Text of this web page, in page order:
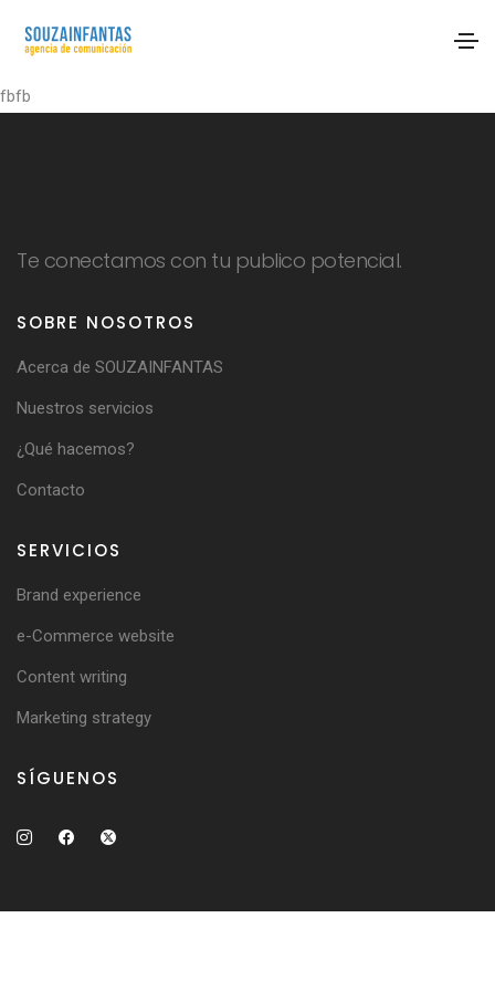
fbfb
Te conectamos con tu publico potencial.
SOBRE NOSOTROS
Acerca de SOUZAINFANTAS
Nuestros servicios
¿Qué hacemos?
Contacto
SERVICIOS
Brand experience
e-Commerce website
Content writing
Marketing strategy
SÍGUENOS